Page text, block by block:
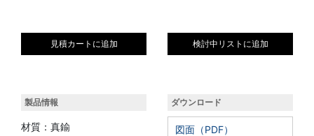
見積カートに追加 検討中リストに追加
製品情報
材質：真鍮
ダウンロード
図面（PDF）